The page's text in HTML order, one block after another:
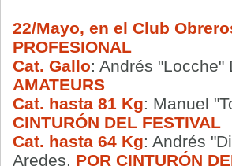
22/Mayo, en el Club
PROFESIONAL
Cat. Gallo: Andrés "Locche"
AMATEURS
Cat. hasta 81 Kg: Manuel
CINTURÓN DEL FESTIVAL
Cat. hasta 64 Kg: Andrés
Aredes. POR CINTURÓN